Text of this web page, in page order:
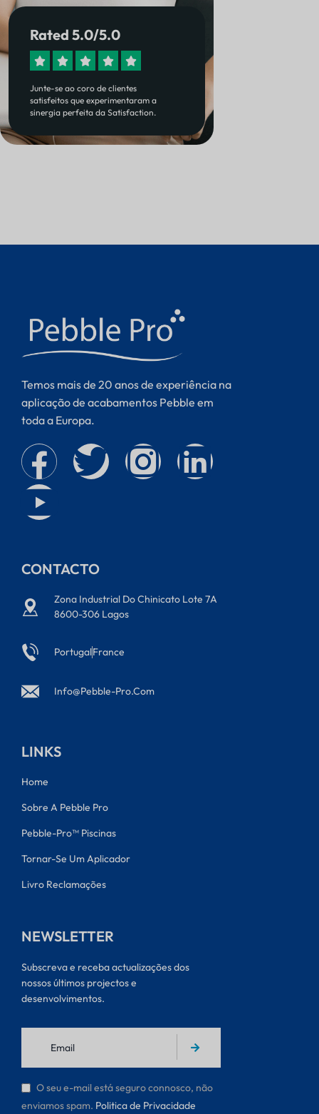
Rated 5.0/5.0
    
Junte-se ao coro de clientes
satisfeitos que experimentaram a
sinergia perfeita da Satisfaction.
Temos mais de 20 anos de experiência na
aplicação de acabamentos Pebble em
toda a Europa.
CONTACTO
Zona Industrial Do Chinicato Lote 7A
8600-306 Lagos
PortugalFrance
Info@pebble-Pro.com
LINKS
Home
Sobre A Pebble Pro
Pebble-Pro™ Piscinas
Tornar-Se Um Aplicador
Livro Reclamações
NEWSLETTER
Subscreva e receba actualizações dos
nossos últimos projectos e
desenvolvimentos.
O seu e-mail está seguro connosco, não
enviamos spam. Politica de Privacidade